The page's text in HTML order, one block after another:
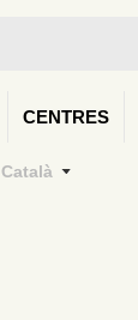
CENTRES
Català